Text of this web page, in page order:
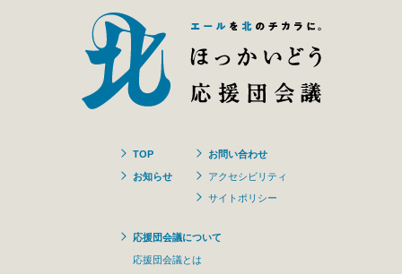
TOP
お知らせ
お問い合わせ
アクセシビリティ
サイトポリシー
応援団会議について
応援団会議とは